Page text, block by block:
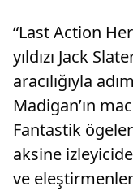
“Last Action
yıldızı Jack
aracılığıyla
Madigan’ın
Fantastik
aksine
ve